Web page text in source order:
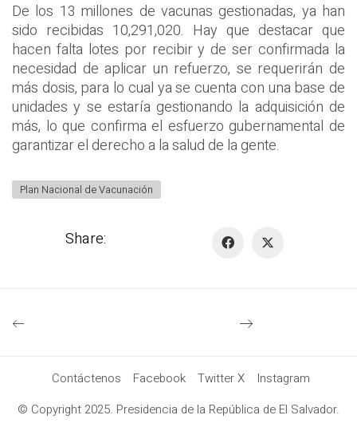
De los 13 millones de vacunas gestionadas, ya han
sido recibidas 10,291,020. Hay que destacar que
hacen falta lotes por recibir y de ser confirmada la
necesidad de aplicar un refuerzo, se requerirán de
más dosis, para lo cual ya se cuenta con una base de
unidades y se estaría gestionando la adquisición de
más, lo que confirma el esfuerzo gubernamental de
garantizar el derecho a la salud de la gente.
Plan Nacional de Vacunación
Share:
Contáctenos Facebook Twitter X
Instagram
© Copyright 2025. Presidencia de la República de El Salvador.